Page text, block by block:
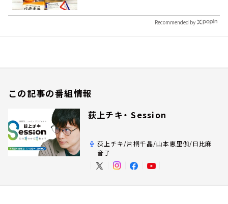
Recommended by
この記事の番組情報
荻上チキ・ Session
荻上チキ/片桐千晶/山本恵里伽/日比麻
音子